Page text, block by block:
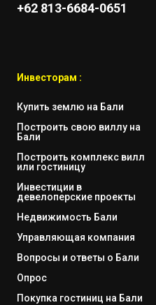
+62 813-6684-0651
Инвесторам :
Купить землю на Бали
Построить свою виллу на
Бали
Построить комплекс вилл
или гостиницу
Инвестиции в
девелоперские проекты
Недвижимость Бали
Управляющая компания
Вопросы и ответы о Бали
Опрос
Покупка гостиниц на Бали